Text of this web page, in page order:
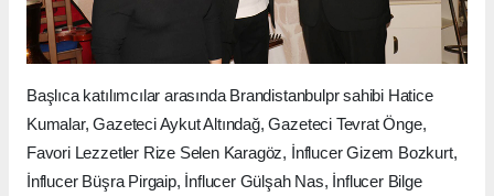
Başlıca katılımcılar arasında Brandistanbulpr sahibi Hatice
Kumalar, Gazeteci Aykut Altındağ, Gazeteci Tevrat Önge,
Favori Lezzetler Rize Selen Karagöz, İnflucer Gizem Bozkurt,
İnflucer Büşra Pirgaip, İnflucer Gülşah Nas, İnflucer Bilge